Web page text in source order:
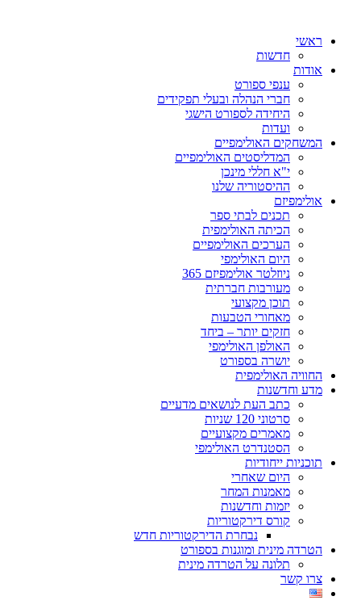
ראשי
חדשות
אודות
ענפי ספורט
חברי הנהלה ובעלי תפקידים
היחידה לספורט הישגי
ועדות
המשחקים האולימפיים
המדליסטים האולימפיים
י"א חללי מינכן
ההיסטוריה שלנו
אולימפיזם
תכנים לבתי ספר
הכיתה האולימפית
הערכים האולימפיים
היום האולימפי
ניוזלטר אולימפיזם 365
מעורבות חברתית
תוכן מקצועי
מאחורי הטבעות
חזקים יותר – ביחד
האולפן האולימפי
יושרה בספורט
החוויה האולימפית
מדע וחדשנות
כתב העת לנושאים מדעיים
סרטוני 120 שניות
מאמרים מקצועיים
הסטנדרט האולימפי
תוכניות ייחודיות
היום שאחרי
מאמנות המחר
יזמות וחדשנות
קורס דירקטוריות
נבחרת הדירקטוריות חדש
הטרדה מינית ומוגנות בספורט
תלונה על הטרדה מינית
צרו קשר